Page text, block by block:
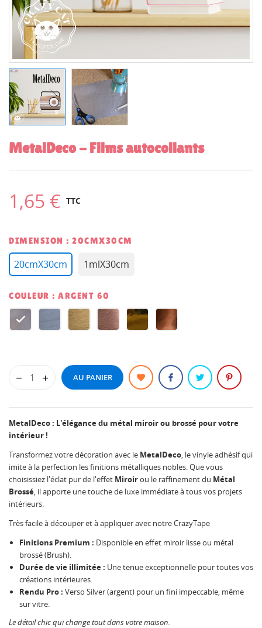
MetalDeco - Films autocollants
1,65 € TTC
DIMENSION : 20CMX30CM
20cmX30cm 1mlX30cm
COULEUR : ARGENT 60
ARGENTBRUSHBRUSH
60
BRUSH
GOLD
OR
ROSE
60
AU PANIER
MetalDeco : L'élégance du métal miroir ou brossé pour votre
intérieur !
Transformez votre décoration avec le MetalDeco, le vinyle adhésif qui
imite à la perfection les finitions métalliques nobles. Que vous
choisissiez l'éclat pur de l'effet Miroirou le raffinement du Métal
Brossé, il apporte une touche de luxe immédiate à tous vos projets
intérieurs.
Très facile à découper et à appliquer avec notre CrazyTape
Finitions Premium : Disponible en effet miroir lisse ou métal
brossé (Brush).
Durée de vie illimitée : Une tenue exceptionnelle pour toutes vos
créations intérieures.
Rendu Pro : Verso Silver (argent) pour un fini impeccable, même
sur vitre.
Le détail chic qui change tout dans votre maison.